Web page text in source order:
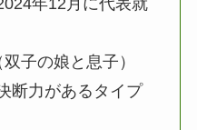
年12月に代表就
子の娘と息子）
断力があるタイプ